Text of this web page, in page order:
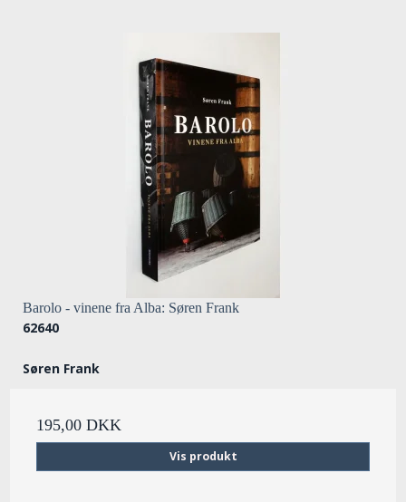
Barolo - vinene fra Alba: Søren Frank
62640
Søren Frank
195,00 DKK
Vis produkt